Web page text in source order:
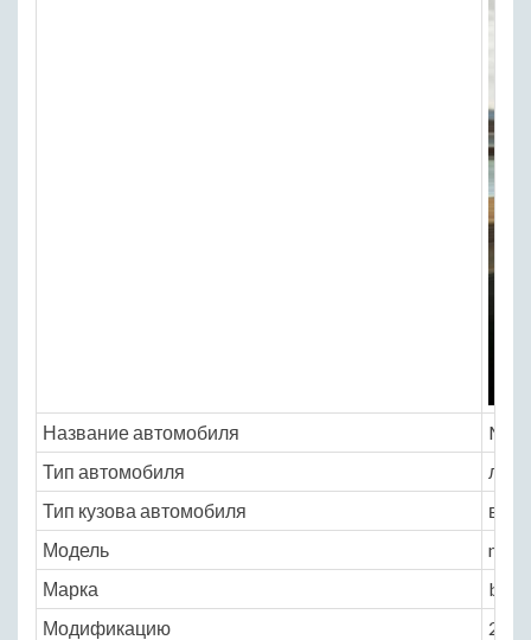
Название автомобиля
Тип автомобиля
Тип кузова автомобиля
Модель
Марка
Модификацию
2.5